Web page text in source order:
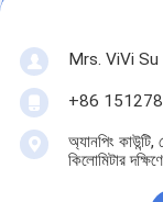
Mrs. ViVi Su
+86
অ্যানপিং
কিলোমিটার দক্ষিণে